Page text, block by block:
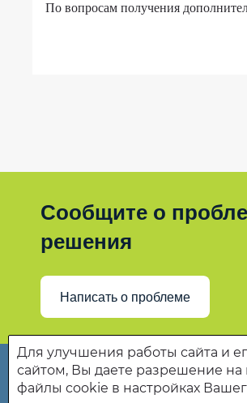
полную
ассигнований
договорами
в
МБУ
«КЦСОН»
Колышлейского
района
По вопросам получения
Сообщите о
решения
Написать о проблеме
Государственное бюджетное
Для улучшения работы сайта и
сайтом, Вы даете разрешение на
файлы cookie в настройках